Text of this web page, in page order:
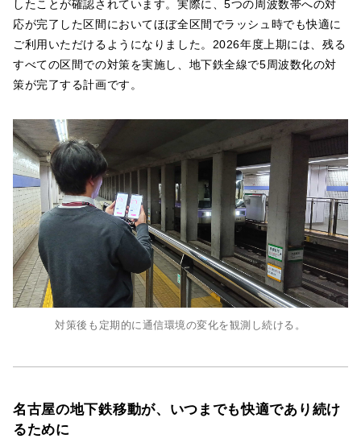
したことが確認されています。実際に、5つの周波数帯への対
応が完了した区間においてほぼ全区間でラッシュ時でも快適に
ご利用いただけるようになりました。2026年度上期には、残る
すべての区間での対策を実施し、地下鉄全線で5周波数化の対
策が完了する計画です。
対策後も定期的に通信環境の変化を観測し続ける。
名古屋の地下鉄移動が、いつまでも快適であり続け
るために